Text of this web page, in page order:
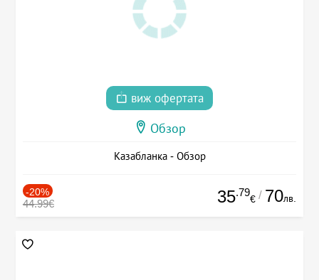
виж офертата
Обзор
Казабланка - Обзор
-20%
44.99€ 35.79
€ / 70лв.